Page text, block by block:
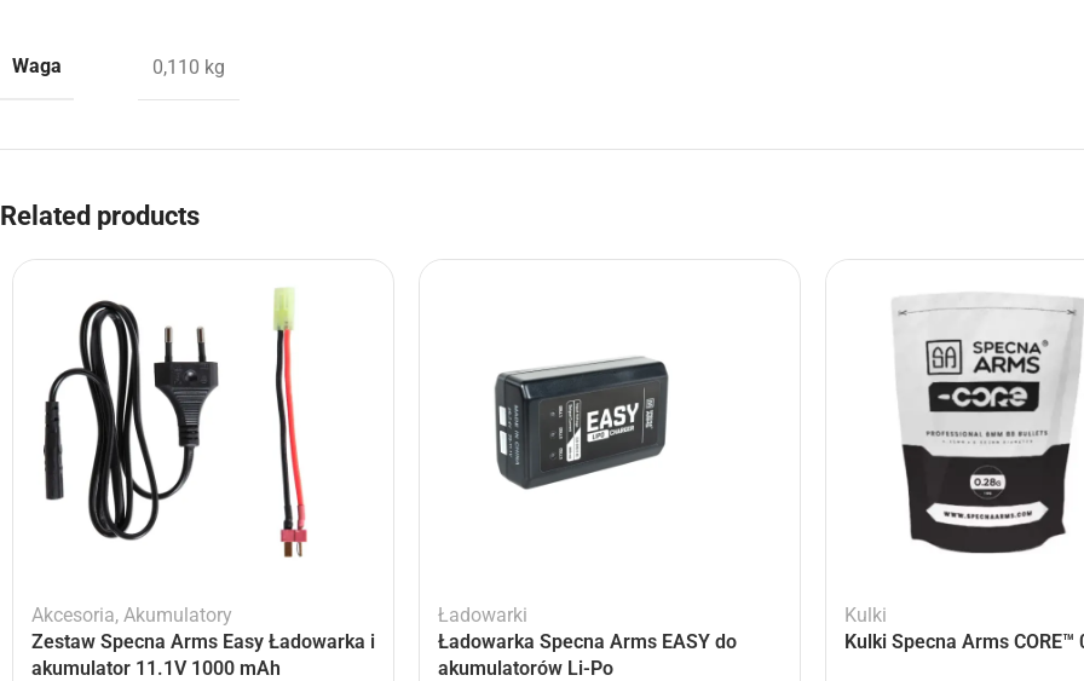
Waga 0,110 kg
Related products
Akcesoria, Akumulatory
Zestaw Specna Arms Easy Ładowarka i
akumulator 11.1V 1000 mAh
Ładowarki
Ładowarka Specna Arms EASY do
akumulatorów Li-Po
Kulki
Kulki Specna Arms CORE™